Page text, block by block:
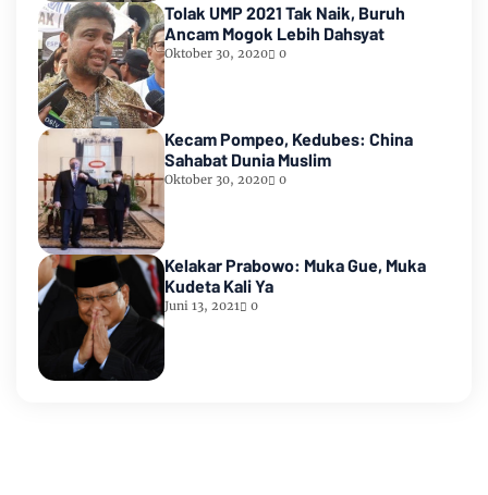
Tolak UMP 2021 Tak Naik, Buruh
Ancam Mogok Lebih Dahsyat
Oktober 30, 2020 0
Kecam Pompeo, Kedubes: China
Sahabat Dunia Muslim
Oktober 30, 2020 0
Kelakar Prabowo: Muka Gue, Muka
Kudeta Kali Ya
Juni 13, 2021 0